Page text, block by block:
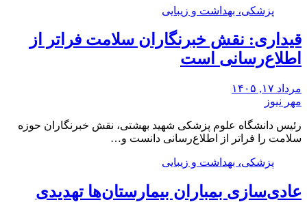
پزشکی، بهداشت و زیبایی
قیداری: نقش خبرنگاران سلامت فراتر از
اطلاع‌رسانی است
مرداد ۱۷, ۱۴۰۵
مهر نیوز
رئیس دانشگاه علوم پزشکی شهید بهشتی، نقش خبرنگاران حوزه
سلامت را فراتر از اطلاع‌رسانی دانست و…
پزشکی، بهداشت و زیبایی
عادی‌سازی بمباران بیمارستان‌ها تهدیدی